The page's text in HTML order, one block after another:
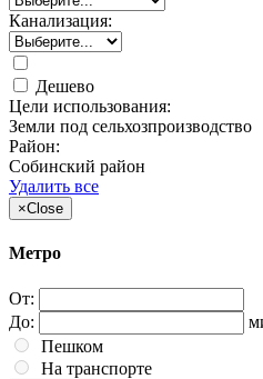
Канализация:
Дешево
Цели использования:
Земли под сельхозпроизводство
Район:
Собинский район
Удалить все
×Close
Метро
От:
До:
Пешком
На транспорте